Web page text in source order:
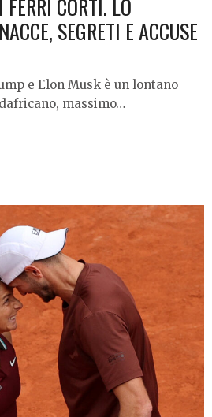
CORTI. LO
SEGRETI E ACCUSE
e Elon Musk è un lontano
massimo…